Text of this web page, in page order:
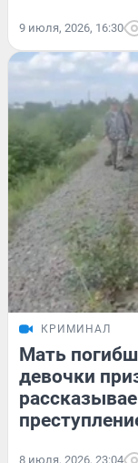
9 июля, 2026, 16:30
КРИМИНАЛ
Мать
девочки
8 июля, 2026, 23:04